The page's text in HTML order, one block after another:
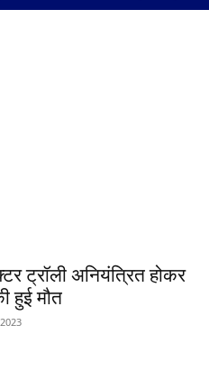
ट्रॉली अनियंत्रित होकर
हुई मौत